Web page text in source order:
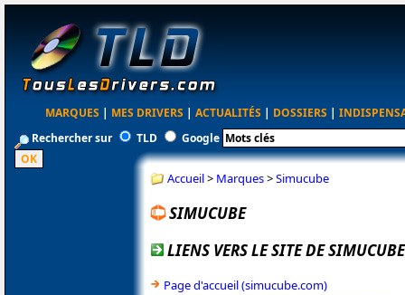
MARQUES | MES DRIVERS | ACTUALITÉS | DOSSIERS |
Rechercher sur
TLD Google
Accueil> Marques>Simucube
SIMUCUBE
LIENS VERS LE SITE DE SIMUCUBE
Page d'accueil (simucube.com)